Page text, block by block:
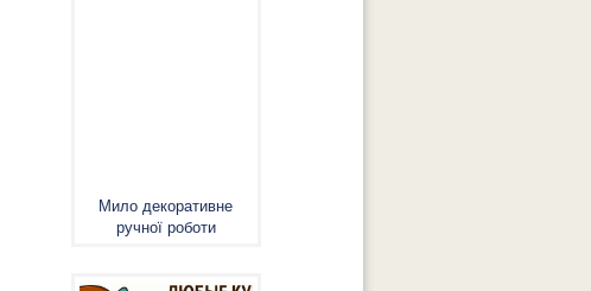
Мило декоративне
ручної роботи